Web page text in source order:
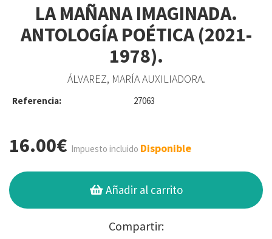
LA MAÑANA IMAGINADA.
ANTOLOGÍA POÉTICA (2021-
1978).
ÁLVAREZ, MARÍA AUXILIADORA.
Referencia: 27063
16.00€ Impuesto incluido Disponible
Añadir al carrito
Compartir: